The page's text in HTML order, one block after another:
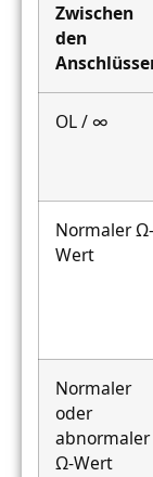
Zwischen
den
OL / ∞
Normaler Ω-
Wert
Normaler
oder
abnormaler
Ω-Wert